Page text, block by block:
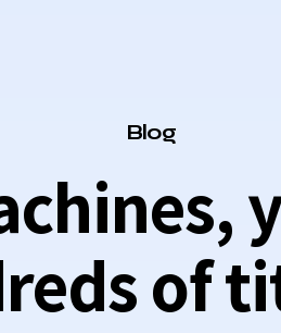
of
Category
Blog